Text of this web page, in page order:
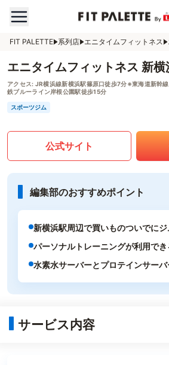
FIT PALETTE 系列店 エニタイムフィットネス
エニタイムフィットネス 新
アクセス: JR横浜線新横浜駅篠原口徒歩7分※東海道新幹
鉄ブルーライン岸根公園駅徒歩15分
スポーツジム
公式サイト
編集部のおすすめポイント
新横浜駅周辺で買いものついでに
パーソナルトレーニングが利用でき
水素水サーバーとプロテインサー
サービス内容